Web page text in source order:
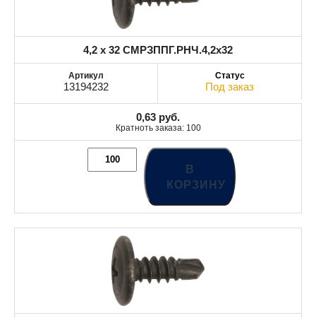
4,2 x 32 СМРЗППГ.РНЧ.4,2x32
13194232 Под заказ
0,63 руб.
Кратноть заказа: 100
В
КОРЗИНУ